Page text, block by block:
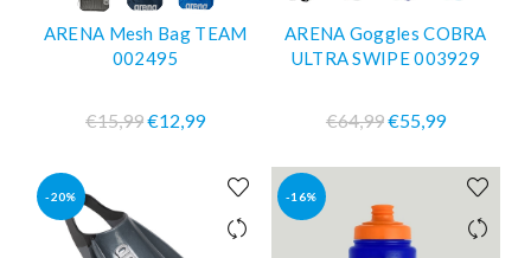
ARENA Mesh Bag TEAM
002495
€15,99€12,99
ARENA Goggles COBRA
ULTRA SWIPE 003929
€64,99€55,99
-20% -16%